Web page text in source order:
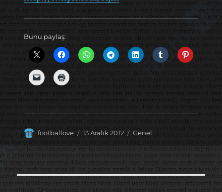
Bunu paylaş:
Yazar
footballove
Yayın
tarihi
13 Aralık 2012 Kategoriler
Genel
Yazı